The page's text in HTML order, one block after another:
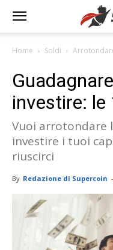
Home Soldi
investire:
Vuoi arrotondare
investire i tuoi
riuscirci
By Redazione di Supercoin -